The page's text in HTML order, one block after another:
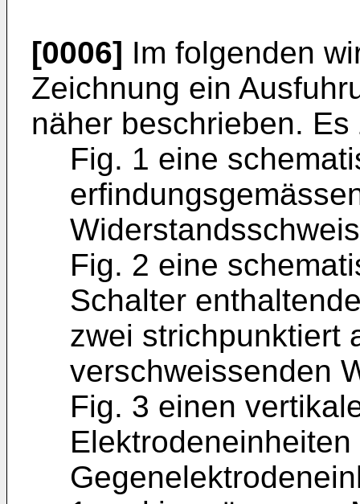
[0006] Im folgenden
Zeichnung ein
näher beschrieben. Es
Fig. 1 eine
Fig. 2 eine
Schalter
zwei strichpunktiert
verschweissenden
Fig. 3 einen